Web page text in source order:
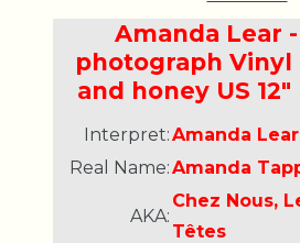
Amanda Lear
photograph Vinyl
and honey US
Interpret:Amanda Lear
Real Name:Amanda
AKA:
Chez Nous,
Têtes